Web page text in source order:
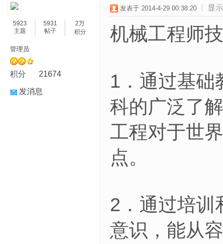
5923
主题
5931
帖子
2万
积分
管理员
积分 21674
发消息
发表于 2014-4-29 00:38:20 显
机械工程师
1．通过基础
科的广泛了
工程对于世
点。
2．通过培训
意识，能从